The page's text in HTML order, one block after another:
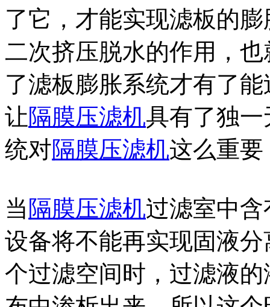
了它，才能实现滤板的
二次挤压脱水的作用，也
了滤板膨胀系统才有了
让隔膜压滤机具有了独
统对隔膜压滤机这么重
当 隔膜压滤机过滤室中
设备将不能再实现固液
个过滤空间时，过滤液